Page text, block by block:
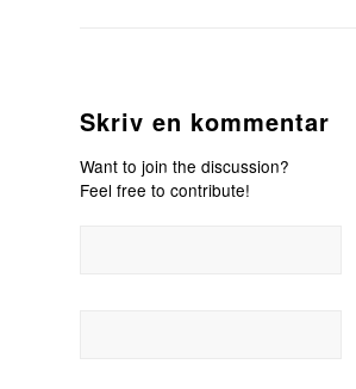
Skriv en kommentar
Want to join the discussion?
Feel free to contribute!